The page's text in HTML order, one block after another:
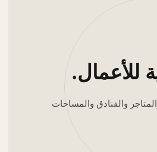
للأعمال.
والفنادق والمساحات